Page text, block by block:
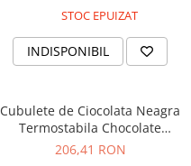
STOC EPUIZAT
INDISPONIBIL
Cubulete de Ciocolata Neagra
Termostabila Chocolate
Chunks - 2.5KG
206,41 RON